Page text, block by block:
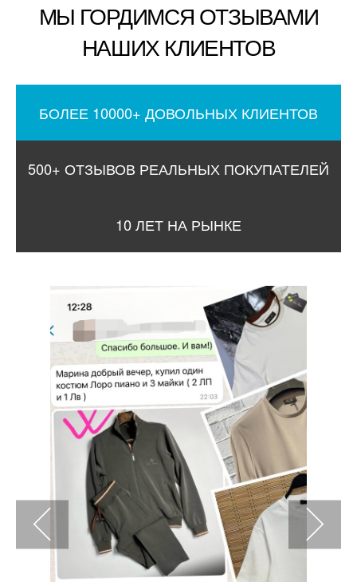
МЫ ГОРДИМСЯ ОТЗЫВАМИ
НАШИХ КЛИЕНТОВ
БОЛЕЕ 10000+ ДОВОЛЬНЫХ КЛИЕНТОВ
500+ ОТЗЫВОВ РЕАЛЬНЫХ ПОКУПАТЕЛЕЙ
10 ЛЕТ НА РЫНКЕ